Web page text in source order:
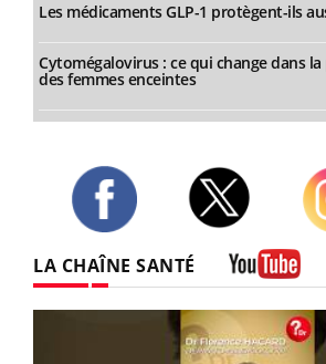
Les médicaments GLP-1 protègent-ils
Cytomégalovirus : ce qui change dans
des femmes enceintes
LA CHAÎNE SANTÉ